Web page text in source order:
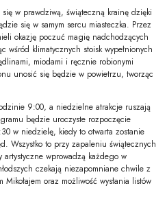
w prawdziwą, świąteczną krainę dzięki
się w samym sercu miasteczka. Przez
okazję poczuć magię nadchodzących
wśród klimatycznych stoisk wypełnionych
miodami i ręcznie robionymi
unosić się będzie w powietrzu, tworząc
9:00, a niedzielne atrakcje ruszają
będzie uroczyste rozpoczęcie
w niedzielę, kiedy to otwarta zostanie
Wszystko to przy zapaleniu świątecznych
artystyczne wprowadzą każdego w
czekają niezapomniane chwile z
oraz możliwość wysłania listów